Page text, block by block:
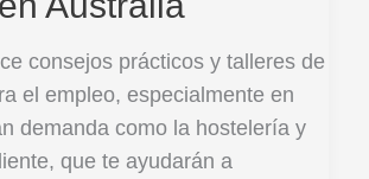
consejos prácticos y talleres de
el empleo, especialmente en
demanda como la hostelería y
que te ayudarán a